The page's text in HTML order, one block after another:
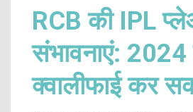
RCB की IPL
संभावनाएं:
क्वालीफाई कर